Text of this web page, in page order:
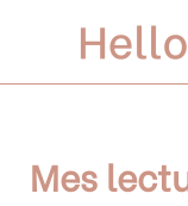
Mes